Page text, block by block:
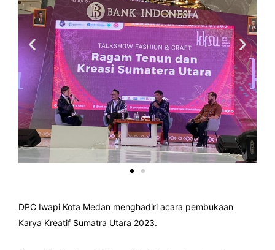
DPC Iwapi Kota Medan menghadiri acara pembukaan
Karya Kreatif Sumatra Utara 2023.